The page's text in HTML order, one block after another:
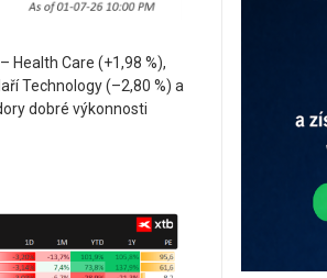
Health Care (+1,98 %),
Technology (–2,80 %) a
dobré výkonnosti